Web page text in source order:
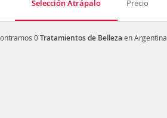
Selección Atrápalo Precio
0Tratamientos de Belleza en Argentina